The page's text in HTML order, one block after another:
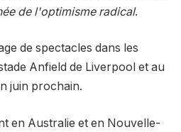
de l'optimisme radical.
de spectacles dans les
Anfield de Liverpool et au
juin prochain.
en Australie et en Nouvelle-